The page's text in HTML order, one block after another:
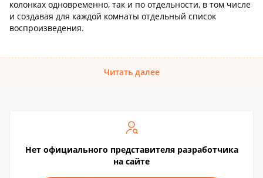
колонках одновременно, так и по отдельности, в том числе
и создавая для каждой комнаты отдельный список
воспроизведения.
Читать далее
Нет официального представителя разработчика
на сайте